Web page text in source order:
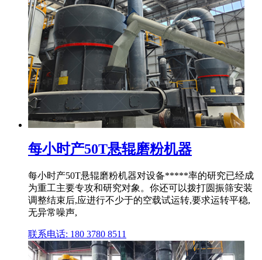
每小时产50T悬辊磨粉机器
每小时产50T悬辊磨粉机器对设备*****率的研究已经成
为重工主要专攻和研究对象。你还可以拨打圆振筛安装
调整结束后,应进行不少于的空载试运转,要求运转平稳,
无异常噪声,
联系电话: 180 3780 8511